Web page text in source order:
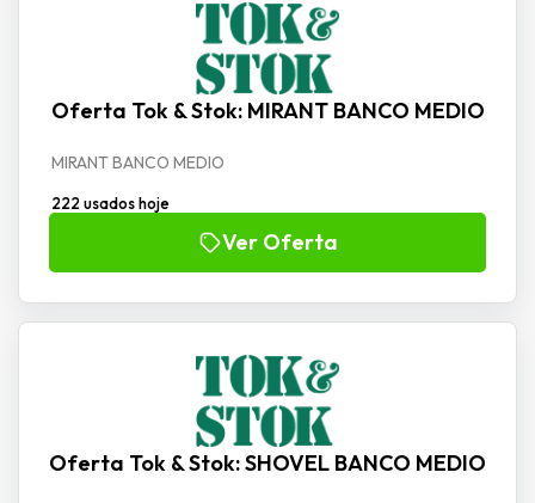
Oferta Tok & Stok: MIRANT BANCO MEDIO
MIRANT BANCO MEDIO
222 usados hoje
Ver Oferta
Oferta Tok & Stok: SHOVEL BANCO MEDIO